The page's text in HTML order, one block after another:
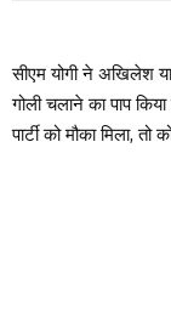
सीएम योगी ने अखिलेश
गोली चलाने का पाप
पार्टी को मौका मिला,